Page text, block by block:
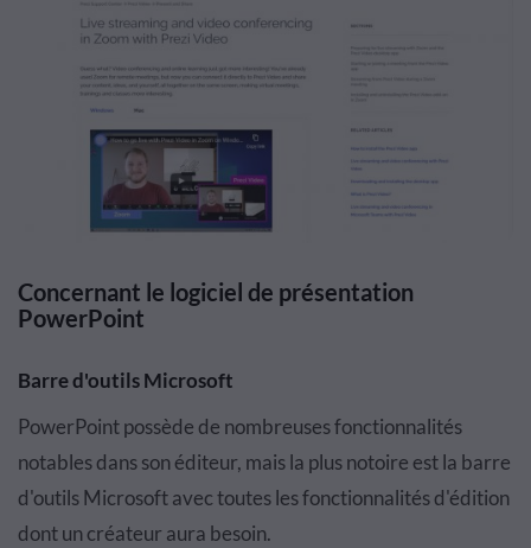
Concernant le logiciel de présentation
PowerPoint
Barre d'outils Microsoft
PowerPoint possède de nombreuses fonctionnalités
notables dans son éditeur, mais la plus notoire est la barre
d'outils Microsoft avec toutes les fonctionnalités d'édition
dont un créateur aura besoin.